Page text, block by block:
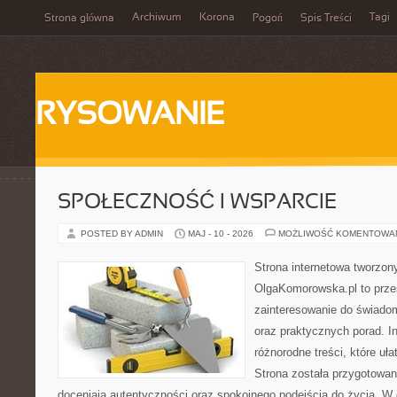
Strona główna Archiwum Korona Pogoń Spis Treści Tagi
RYSOWANIE
SPOŁECZNOŚĆ I WSPARCIE
POSTED BY ADMIN MAJ - 10 - 2026 MOŻLIWOŚĆ
Strona internetowa
OlgaKomorowska.pl to
zainteresowanie do
oraz praktycznych porad.
różnorodne treści, które
Strona została